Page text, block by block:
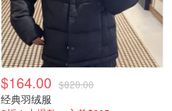
$164.00 $820.00
经典羽绒服